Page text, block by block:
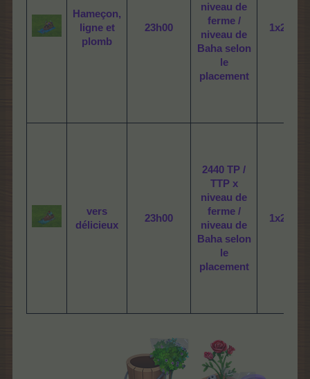
Hameçon,
ligne et
plomb
23h00
niveau de
ferme /
niveau de
Baha selon
le
placement
1x2
vers
délicieux
23h00
2440 TP /
TTP x
niveau de
ferme /
niveau de
Baha selon
le
placement
1x2